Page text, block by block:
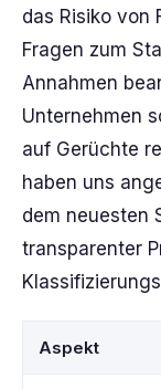
das Risiko von
Fragen zum
Annahmen
Unternehmen
auf Gerüchte
haben uns
dem neuesten
transparenter
Aspekt